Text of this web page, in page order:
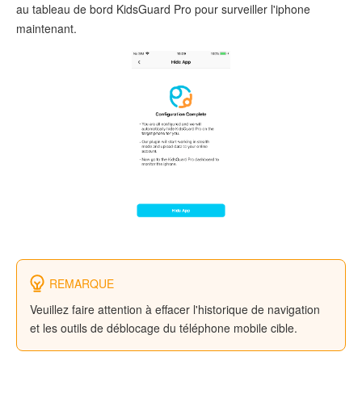
au tableau de bord KidsGuard Pro pour surveiller l'iphone
maintenant.
REMARQUE
Veuillez faire attention à effacer l'historique de navigation
et les outils de déblocage du téléphone mobile cible.